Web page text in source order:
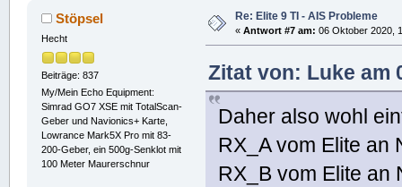
Stöpsel
Hecht
Beiträge: 837
My/Mein Echo Equipment:
Simrad GO7 XSE mit TotalScan-
Geber und Navionics+ Karte,
Lowrance Mark5X Pro mit 83-
200-Geber, ein 500g-Senklot mit
100 Meter Maurerschnur
Re: Elite 9 TI - AIS Probleme
« Antwort #7 am: 06 Oktober 2020,
Zitat von: Luke am
Daher also wohl
RX_A vom Elite an
RX_B vom Elite an